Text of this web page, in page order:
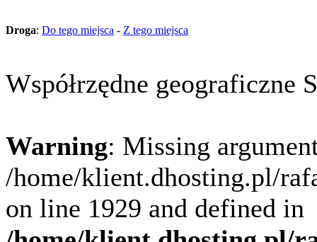
Droga: Do tego miejsca - Z tego miejsca
Współrzędne geograficzne
Warning: Missing
/home/klient.dhosting.pl/
on line 1929 and defined in